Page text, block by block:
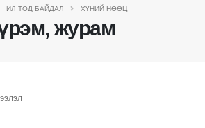
ИЛ ТОД БАЙДАЛ ХҮНИЙ НӨӨЦ
журам